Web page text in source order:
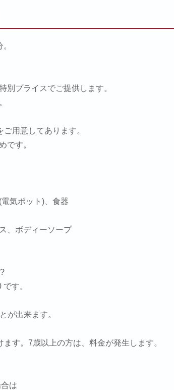
別プライスでご提供します。
用意してあります。
です。
気ポット)、食器
、ボディーソープ
す。
が出来ます。
す。7歳以上の方は、料金が発生します。
は